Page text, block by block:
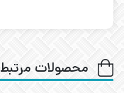
محصولات مرتبط